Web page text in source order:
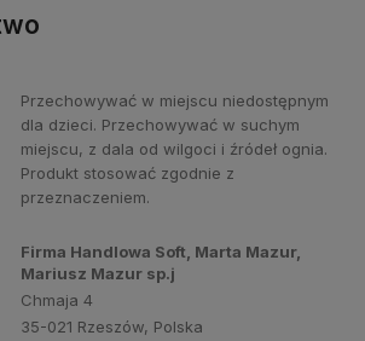
Przechowywać w miejscu niedostępnym
dla dzieci. Przechowywać w suchym
miejscu, z dala od wilgoci i źródeł ognia.
Produkt stosować zgodnie z
przeznaczeniem.
Firma Handlowa Soft, Marta Mazur,
Mariusz Mazur sp.j
Chmaja 4
35-021 Rzeszów, Polska